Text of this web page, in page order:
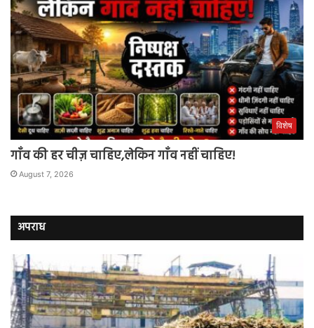
विशेष
गाँव की हर चीज़ चाहिए,लेकिन गाँव नहीं चाहिए!
August 7, 2026
अपराध